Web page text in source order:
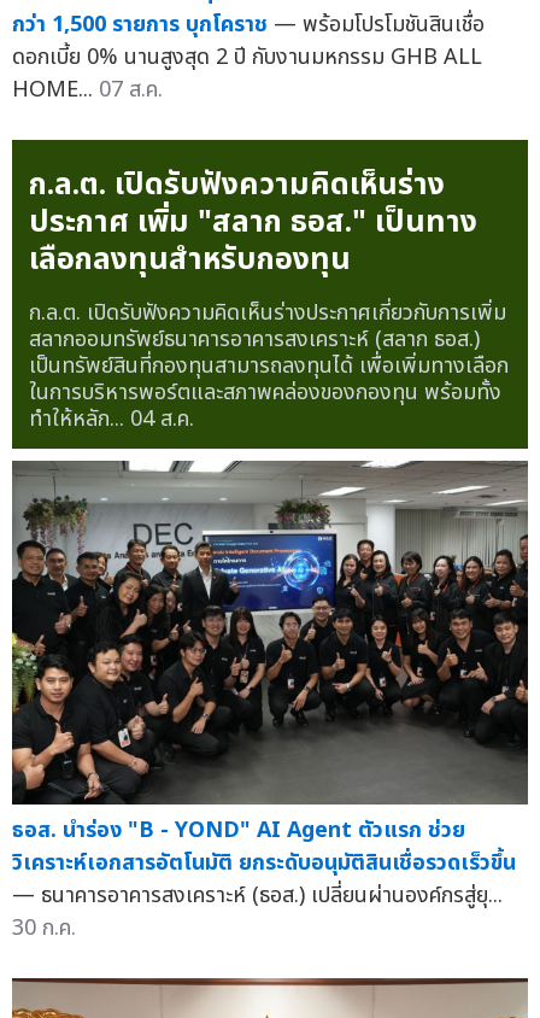
กว่า 1,500 รายการ บุกโคราช — พร้อมโปรโมชันสินเชื่อ
ดอกเบี้ย 0% นานสูงสุด 2 ปี กับงานมหกรรม GHB ALL
HOME... 07 ส.ค.
ก.ล.ต. เปิดรับฟังความคิดเห็นร่าง
ประกาศ เพิ่ม "สลาก ธอส." เป็นทาง
เลือกลงทุนสำหรับกองทุน
ก.ล.ต. เปิดรับฟังความคิดเห็นร่างประกาศเกี่ยวกับการเพิ่ม
สลากออมทรัพย์ธนาคารอาคารสงเคราะห์ (สลาก ธอส.)
เป็นทรัพย์สินที่กองทุนสามารถลงทุนได้ เพื่อเพิ่มทางเลือก
ในการบริหารพอร์ตและสภาพคล่องของกองทุน พร้อมทั้ง
ทำให้หลัก... 04 ส.ค.
ธอส. นำร่อง "B - YOND" AI Agent ตัวแรก ช่วย
วิเคราะห์เอกสารอัตโนมัติ ยกระดับอนุมัติสินเชื่อรวดเร็วขึ้น
— ธนาคารอาคารสงเคราะห์ (ธอส.) เปลี่ยนผ่านองค์กรสู่ยุ...
30 ก.ค.